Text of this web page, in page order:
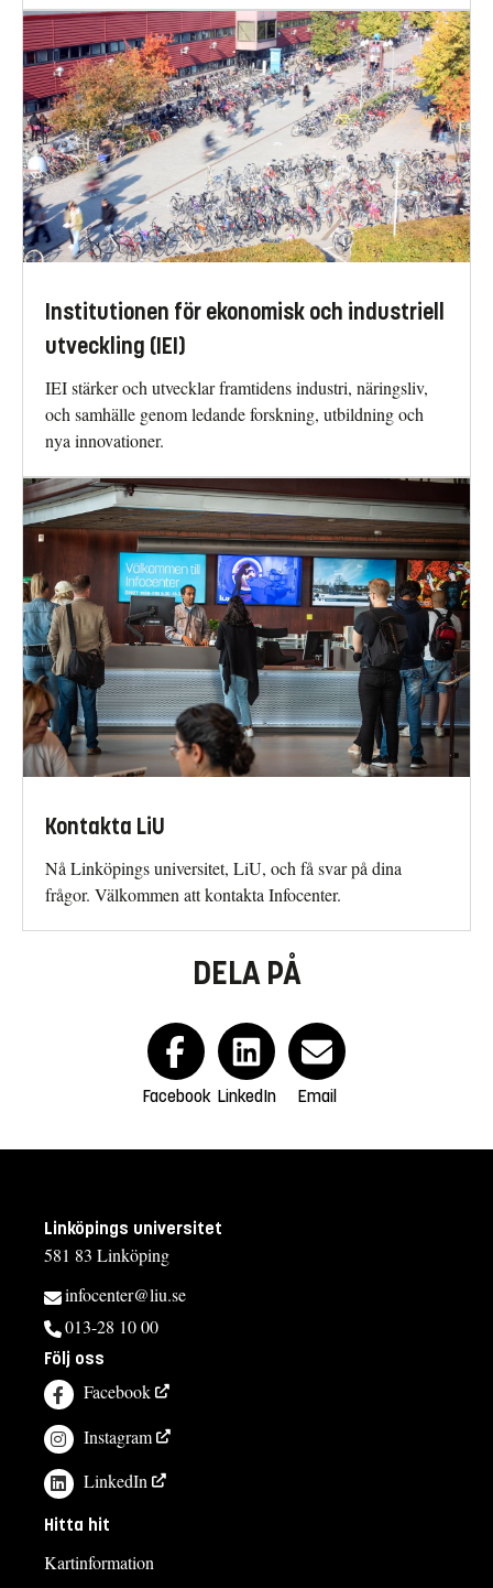
Institutionen för ekonomisk och industriell
utveckling (IEI)
IEI stärker och utvecklar framtidens industri, näringsliv,
och samhälle genom ledande forskning, utbildning och
nya innovationer.
Kontakta LiU
Nå Linköpings universitet, LiU, och få svar på dina
frågor. Välkommen att kontakta Infocenter.
DELA PÅ
Facebook LinkedIn Email
Linköpings universitet
581 83 Linköping
infocenter@liu.se
013-28 10 00
Följ oss
Facebook
Instagram
LinkedIn
Hitta hit
Kartinformation